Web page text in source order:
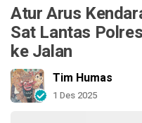
Atur Arus
Sat Lantas
ke Jalan
Tim Humas
1 Des 2025